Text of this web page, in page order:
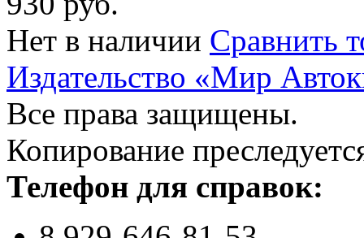
Нет в наличии Сравнить
Издательство «Мир
Все права защищены.
Копирование
Телефон для справок: